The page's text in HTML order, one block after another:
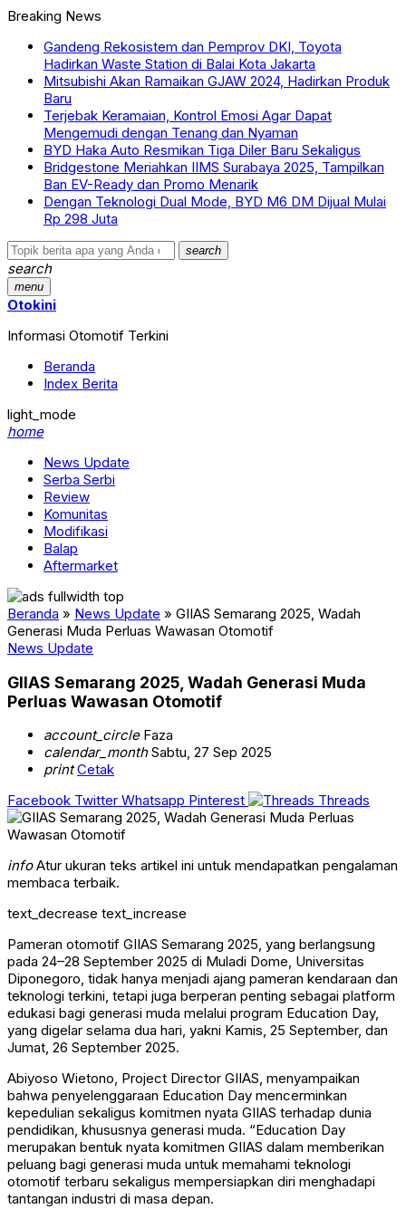
Breaking News
Gandeng Rekosistem dan Pemprov DKI, Toyota
Hadirkan Waste Station di Balai Kota Jakarta
Mitsubishi Akan Ramaikan GJAW 2024, Hadirkan Produk
Baru
Terjebak Keramaian, Kontrol Emosi Agar Dapat
Mengemudi dengan Tenang dan Nyaman
BYD Haka Auto Resmikan Tiga Diler Baru Sekaligus
Bridgestone Meriahkan IIMS Surabaya 2025, Tampilkan
Ban EV-Ready dan Promo Menarik
Dengan Teknologi Dual Mode, BYD M6 DM Dijual Mulai
Rp 298 Juta
search
search
menu
Otokini
Informasi Otomotif Terkini
Beranda
Index Berita
light_mode
home
News Update
Serba Serbi
Review
Komunitas
Modifikasi
Balap
Aftermarket
Beranda » News Update » GIIAS Semarang 2025, Wadah
Generasi Muda Perluas Wawasan Otomotif
News Update
GIIAS Semarang 2025, Wadah Generasi Muda
Perluas Wawasan Otomotif
account_circleFaza
calendar_monthSabtu, 27 Sep 2025
print Cetak
Facebook Twitter Whatsapp Pinterest Threads
infoAtur ukuran teks artikel ini untuk mendapatkan pengalaman
membaca terbaik.
text_decrease text_increase
Pameran otomotif GIIAS Semarang 2025, yang berlangsung
pada 24–28 September 2025 di Muladi Dome, Universitas
Diponegoro, tidak hanya menjadi ajang pameran kendaraan dan
teknologi terkini, tetapi juga berperan penting sebagai platform
edukasi bagi generasi muda melalui program Education Day,
yang digelar selama dua hari, yakni Kamis, 25 September, dan
Jumat, 26 September 2025.
Abiyoso Wietono, Project Director GIIAS, menyampaikan
bahwa penyelenggaraan Education Day mencerminkan
kepedulian sekaligus komitmen nyata GIIAS terhadap dunia
pendidikan, khususnya generasi muda. “Education Day
merupakan bentuk nyata komitmen GIIAS dalam memberikan
peluang bagi generasi muda untuk memahami teknologi
otomotif terbaru sekaligus mempersiapkan diri menghadapi
tantangan industri di masa depan.